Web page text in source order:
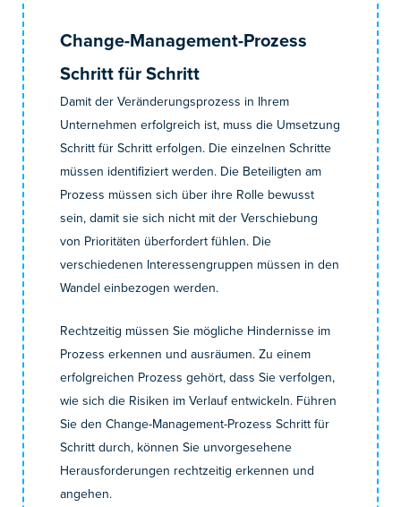
Change-Management-Prozess
Schritt für Schritt
Damit der Veränderungsprozess in Ihrem
Unternehmen erfolgreich ist, muss die Umsetzung
Schritt für Schritt erfolgen. Die einzelnen Schritte
müssen identifiziert werden. Die Beteiligten am
Prozess müssen sich über ihre Rolle bewusst
sein, damit sie sich nicht mit der Verschiebung
von Prioritäten überfordert fühlen. Die
verschiedenen Interessengruppen müssen in den
Wandel einbezogen werden.
Rechtzeitig müssen Sie mögliche Hindernisse im
Prozess erkennen und ausräumen. Zu einem
erfolgreichen Prozess gehört, dass Sie verfolgen,
wie sich die Risiken im Verlauf entwickeln. Führen
Sie den Change-Management-Prozess Schritt für
Schritt durch, können Sie unvorgesehene
Herausforderungen rechtzeitig erkennen und
angehen.